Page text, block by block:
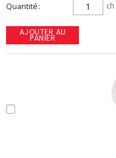
Quantité ch
AJOUTER AU
PANIER